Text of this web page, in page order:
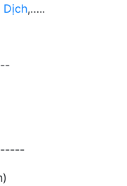
Dịch,…..